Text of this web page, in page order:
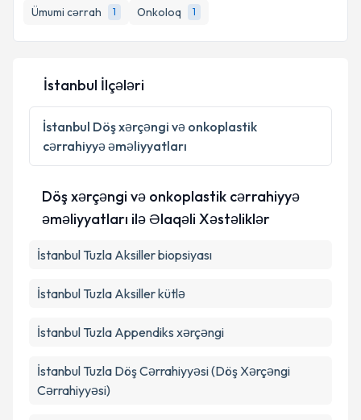
Ümumi cərrah
1 Onkoloq 1
məlumatlandırılacaqsınız.
E-poçt Ünvanınız
Şəxsi məlumatlarımın emal edilməsinə dair
Aydınlatma Mətnini oxudum və şəxsi
məlumatlarımın göstərilən çərçivədə emal
edilməsinə razılıq verirəm.
Təqvim Tələbini Göndər
İstanbul İlçələri
İstanbul Döş xərçəngi və onkoplastik
cərrahiyyə əməliyyatları
Döş xərçəngi və onkoplastik cərrahiyyə
əməliyyatları ilə Əlaqəli Xəstəliklər
İstanbul Tuzla Aksiller biopsiyası
İstanbul Tuzla Aksiller kütlə
İstanbul Tuzla Appendiks xərçəngi
İstanbul Tuzla Döş Cərrahiyyəsi (Döş Xərçəngi
Cərrahiyyəsi)